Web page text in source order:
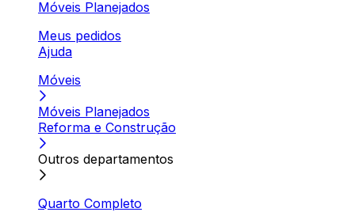
Móveis Planejados
Meus pedidos
Ajuda
Móveis
Móveis Planejados
Reforma e Construção
Outros departamentos
Quarto Completo